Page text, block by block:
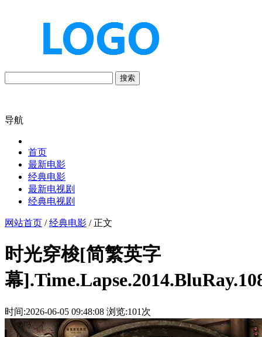
搜索
导航
首页
最新电影
经典电影
最新电视剧
经典电视剧
网站首页 /经典电影 / 正文
时光穿梭[简繁英字
幕
时间:2026-06-05 09:48:08 浏览:101次